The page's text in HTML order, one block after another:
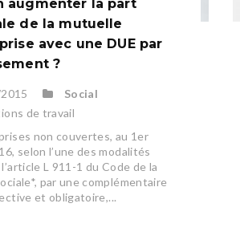
augmenter la part
de la mutuelle
avec une DUE par
?
Social
de travail
non couvertes, au 1er
selon l’une des modalités
L 911-1 du Code de la
par une complémentaire
et obligatoire,...